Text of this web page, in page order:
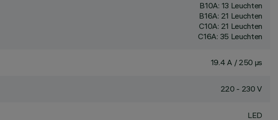
B10A: 13 Leuchten
B16A: 21 Leuchten
C10A: 21 Leuchten
C16A: 35 Leuchten
19.4 A / 250 µs
220 - 230 V
LED